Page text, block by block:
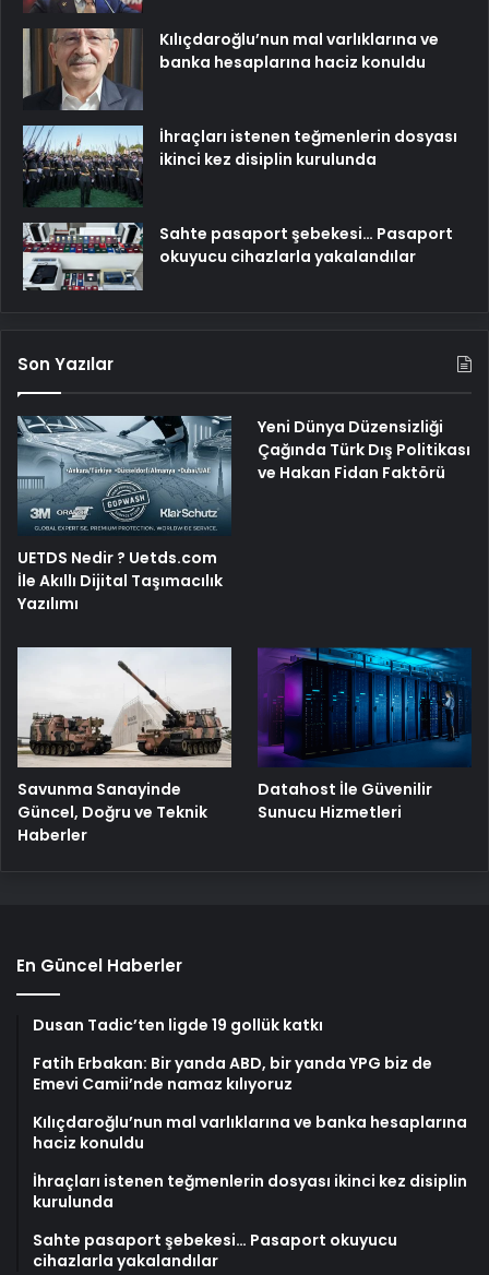
Kılıçdaroğlu’nun mal varlıklarına ve
banka hesaplarına haciz konuldu
İhraçları istenen teğmenlerin dosyası
ikinci kez disiplin kurulunda
Sahte pasaport şebekesi… Pasaport
okuyucu cihazlarla yakalandılar
Son Yazılar
UETDS Nedir ? Uetds.com
İle Akıllı Dijital Taşımacılık
Yazılımı
Yeni Dünya Düzensizliği
Çağında Türk Dış Politikası
ve Hakan Fidan Faktörü
Savunma Sanayinde
Güncel, Doğru ve Teknik
Haberler
Datahost İle Güvenilir
Sunucu Hizmetleri
En Güncel Haberler
Dusan Tadic’ten ligde 19 gollük katkı
Fatih Erbakan: Bir yanda ABD, bir yanda YPG biz de
Emevi Camii’nde namaz kılıyoruz
Kılıçdaroğlu’nun mal varlıklarına ve banka hesaplarına
haciz konuldu
İhraçları istenen teğmenlerin dosyası ikinci kez disiplin
kurulunda
Sahte pasaport şebekesi… Pasaport okuyucu
cihazlarla yakalandılar